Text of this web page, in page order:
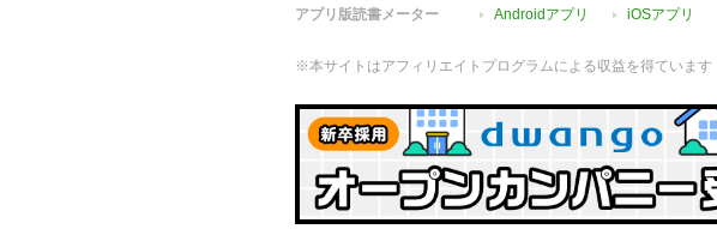
アプリ版読書メーター Androidアプリ iOSアプリ
※本サイトはアフィリエイトプログラムによる収益を得ています